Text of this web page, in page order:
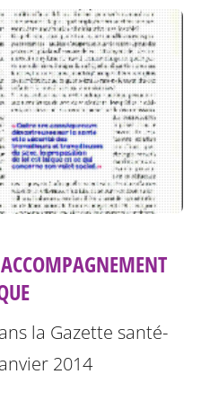
la Gazette santé-
2014